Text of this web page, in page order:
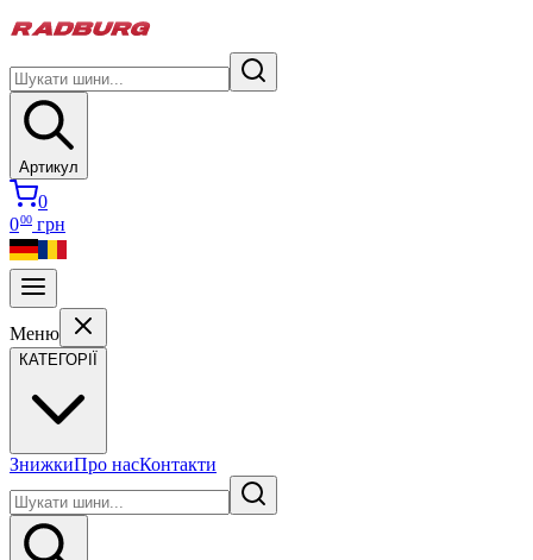
Артикул
0
000 грн
Меню
КАТЕГОРІЇ
ЗнижкиПро насКонтакти